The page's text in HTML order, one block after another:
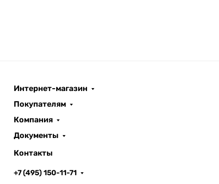
Интернет-магазин
Покупателям
Компания
Документы
Контакты
+7 (495) 150-11-71